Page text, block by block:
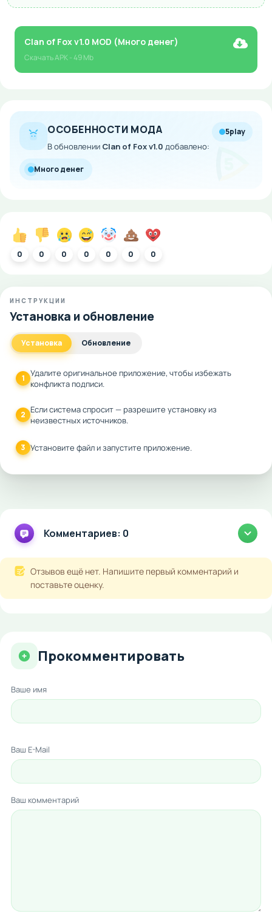
Clan of Fox v1.0 MOD (Много денег)
СкачатьAPK- 49 Mb
ОСОБЕННОСТИ МОДА
В обновлении Clan of Fox v1.0 добавлено:
5play
Много денег
0 0 0 0 0 0 0
ИНСТРУКЦИИ
Установка и обновление
Установка Обновление
1 Удалите оригинальное приложение, чтобы избежать
конфликта подписи.
2 Если система спросит — разрешите установку из
неизвестных источников.
3 Установите файл и запустите приложение.
Комментариев: 0
Отзывов ещё нет. Напишите первый комментарий и
поставьте оценку.
Прокомментировать
Ваше имя
Ваш E-Mail
Ваш комментарий